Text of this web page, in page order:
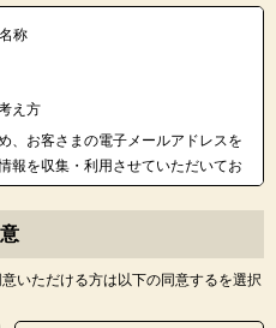
称
え方
、お客さまの電子メールアドレスを
報を収集・利用させていただいてお
（以下「お客さま情報」といいま
し、この責務を果たすために、次
の保護に関する法律その他の関係
いただける方は以下の同意するを選択